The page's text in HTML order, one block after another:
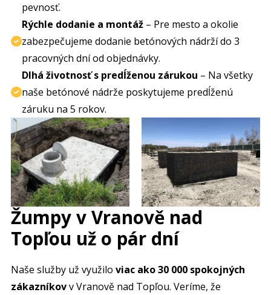
pevnosť.
Rýchle dodanie a montáž– Pre mesto a okolie
zabezpečujeme dodanie betónových nádrží do 3
pracovných dní od objednávky.
Dlhá životnosť s predĺženou zárukou – Na všetky
naše betónové nádrže poskytujeme predĺženú
záruku na 5 rokov.
Žumpy v Vranově nad
Topľou už o pár dní
Naše služby už využilo viac ako 30 000 spokojných
zákazníkovv Vranově nad Topľou. Veríme, že